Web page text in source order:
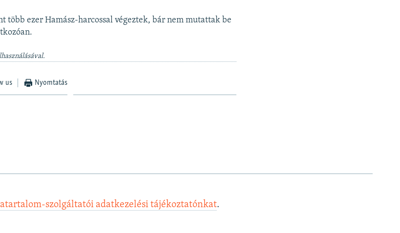
több ezer Hamász-harcossal végeztek, bár nem mutattak be
us Nyomtatás
szolgáltatói adatkezelési tájékoztatónkat.